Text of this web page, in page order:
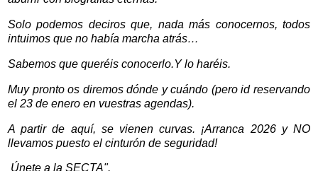
Solo podemos deciros que, nada más conocernos, todos
intuimos que no había marcha atrás…
Sabemos que queréis conocerlo.Y lo haréis.
Muy pronto os diremos dónde y cuándo (pero id reservando
el 23 de enero en vuestras agendas).
A partir de aquí, se vienen curvas. ¡Arranca 2026 y NO
llevamos puesto el cinturón de seguridad!
Únete a la SECTA".